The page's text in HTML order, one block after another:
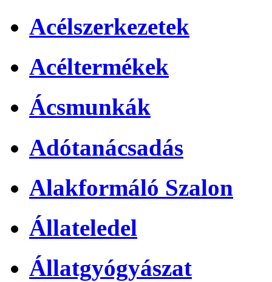
Acélszerkezetek
Acéltermékek
Ácsmunkák
Adótanácsadás
Alakformáló Szalon
Állateledel
Állatgyógyászat